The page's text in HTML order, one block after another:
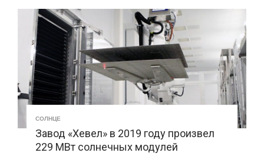
СОЛНЦЕ
Завод «Хевел» в 2019 году произвел
229 МВт солнечных модулей